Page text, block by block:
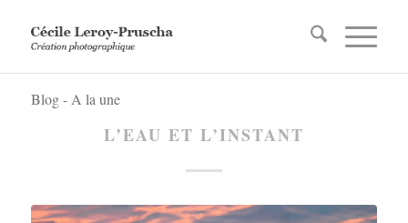
Blog - A la une
L’EAU ET L’INSTANT